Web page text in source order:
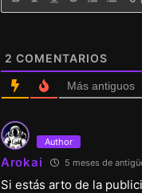
2 COMENTARIOS
Más antiguos
Author
Arokai 5 meses de
Si estás arto de la